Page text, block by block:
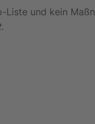
und kein